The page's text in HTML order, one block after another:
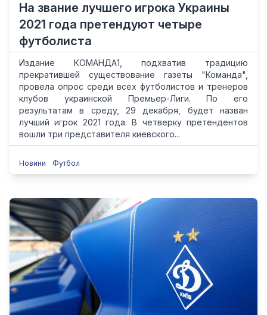
На звание лучшего игрока Украины
2021 года претендуют четыре
футболиста
Издание КОМАНДА1, подхватив традицию
прекратившей существование газеты "Команда",
провела опрос среди всех футболистов и тренеров
клубов украинской Премьер-Лиги. По его
результатам в среду, 29 декабря, будет назван
лучший игрок 2021 года. В четверку претендентов
вошли три представителя киевского...
Новини Футбол